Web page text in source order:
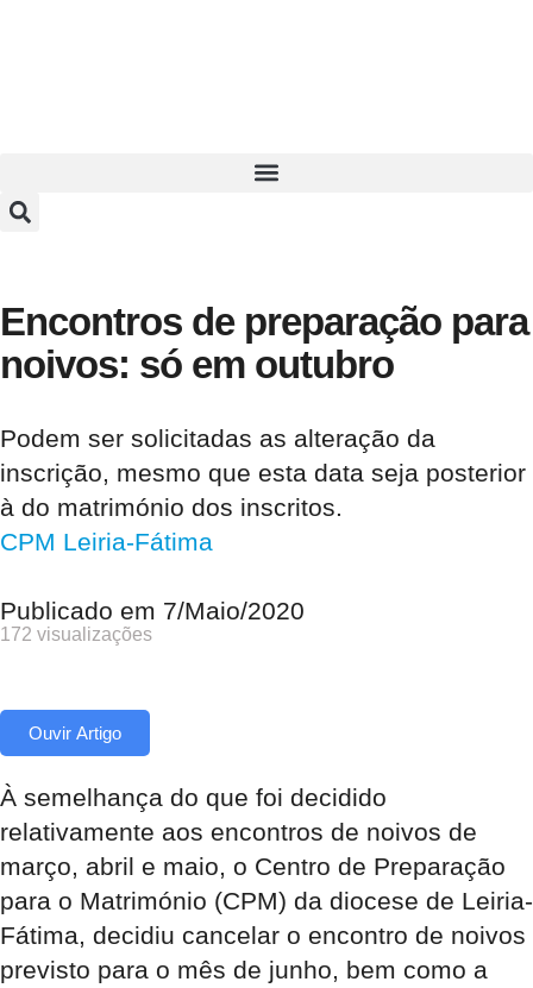
Encontros de preparação para
noivos: só em outubro
Podem ser solicitadas as alteração da
inscrição, mesmo que esta data seja posterior
à do matrimónio dos inscritos.
CPM Leiria-Fátima
Publicado em 7/Maio/2020
172 visualizações
Ouvir Artigo
À semelhança do que foi decidido
relativamente aos encontros de noivos de
março, abril e maio, o Centro de Preparação
para o Matrimónio (CPM) da diocese de Leiria-
Fátima, decidiu cancelar o encontro de noivos
previsto para o mês de junho, bem como a